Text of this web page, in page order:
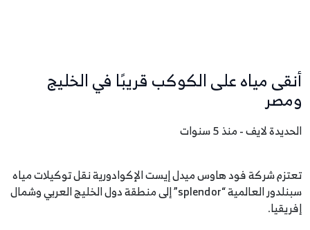
أنقى مياه على الكوكب قريبًا في الخليج
ومصر
الحديدة لايف - منذ 5 سنوات
تعتزم شركة فود هاوس ميدل إيست الإكوادورية نقل توكيلات مياه
سبنلدور العالمية “splendor” إلى منطقة دول الخليج العربي وشمال
إفريقيا.